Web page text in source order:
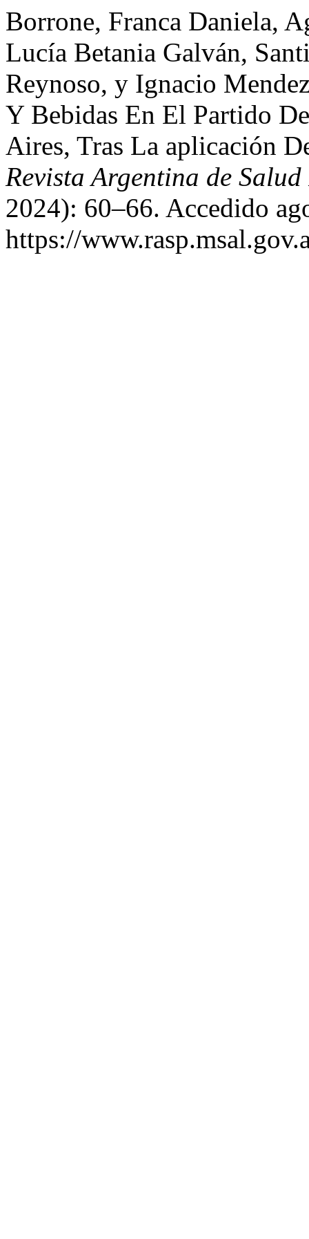
Borrone, Franca Daniela,
Lucía Betania Galván,
Reynoso, y Ignacio
Y Bebidas En El Partido
Aires, Tras La aplicación
Revista Argentina de
2024): 60–66. Accedido
https://